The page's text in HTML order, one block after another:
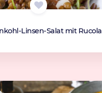
Linsen-Salat mit Rucola